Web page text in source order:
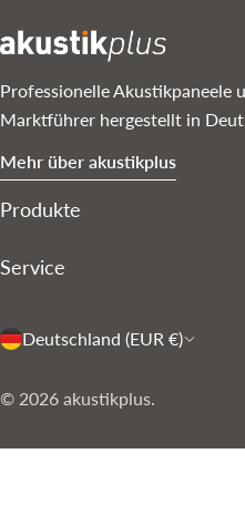
Professionelle Akustikpaneele
Marktführer hergestellt in
Mehr über akustikplus
Produkte
Service
L
n
d
Deutschland (EUR €)
© 2026 akustikplus.
Zahlungsarten